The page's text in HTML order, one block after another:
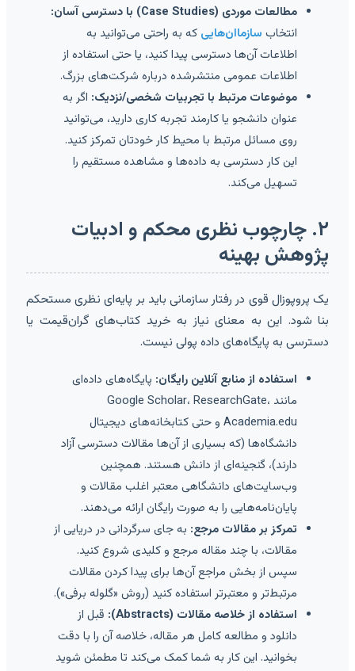
مطالعات موردی (Case Studies) با دسترسی آسان:
انتخابسازماان‌هاییکه به راحتی می‌توانید به
اطلاعات آن‌ها دسترسی پیدا کنید، یا حتی استفاده از
اطلاعات عمومی منتشرشده درباره شرکت‌های بزرگ.
موضوعات مرتبط با تجربیات شخصی/نزدیک:اگر به
عنوان دانشجو یا کارمند تجربه کاری دارید، می‌توانید
روی مسائل مرتبط با محیط کار خودتان تمرکز کنید.
این کار دسترسی به داده‌ها و مشاهده مستقیم را
تسهیل می‌کند.
۲. چارچوب نظری محکم و ادبیات
پژوهش بهینه
یک پروپوزال قوی در رفتار سازمانی باید بر پایه‌ای نظری مستحکم
بنا شود. این به معنای نیاز به خرید کتاب‌های گران‌قیمت یا
دسترسی به پایگاه‌های داده پولی نیست.
استفاده از منابع آنلاین رایگان:پایگاه‌های داده‌ای
مانند Google Scholar، ResearchGate،
Academia.edu و حتی کتابخانه‌های دیجیتال
دانشگاه‌ها (که بسیاری از آن‌ها مقالات دسترسی آزاد
دارند)، گنجینه‌ای از دانش هستند. همچنین
وب‌سایت‌های دانشگاهی معتبر اغلب مقالات و
پایان‌نامه‌هایی را به صورت رایگان ارائه می‌دهند.
تمرکز بر مقالات مرجع:به جای سرگردانی در دریایی از
مقالات، با چند مقاله مرجع و کلیدی شروع کنید.
سپس از بخش مراجع آن‌ها برای پیدا کردن مقالات
مرتبط‌تر و معتبرتر استفاده کنید (روش «گلوله برفی»).
استفاده از خلاصه مقالات (Abstracts):
قبل از
دانلود و مطالعه کامل هر مقاله، خلاصه آن را با دقت
بخوانید. این کار به شما کمک می‌کند تا مطمئن شوید